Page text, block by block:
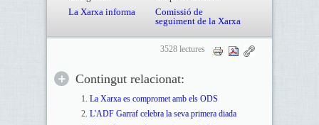
La Xarxa informa
Comissió de
seguiment de la Xarxa
3528 lectures
Contingut relacionat:
La Xarxa es compromet amb els ODS
L'ADF Garraf celebra la seva primera diada